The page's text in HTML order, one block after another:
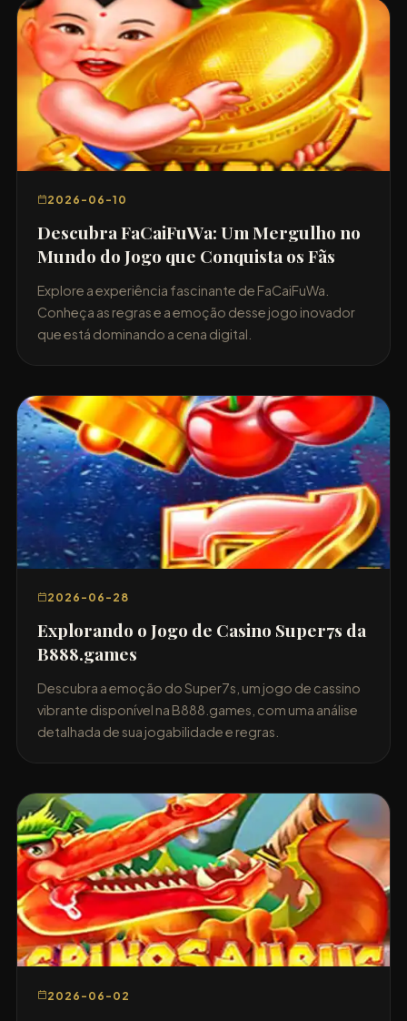
2026-06-10
Descubra FaCaiFuWa: Um Mergulho no
Mundo do Jogo que Conquista os Fãs
Explore a experiência fascinante de FaCaiFuWa.
Conheça as regras e a emoção desse jogo inovador
que está dominando a cena digital.
2026-06-28
Explorando o Jogo de Casino Super7s da
B888.games
Descubra a emoção do Super7s, um jogo de cassino
vibrante disponível na B888.games, com uma análise
detalhada de sua jogabilidade e regras.
2026-06-02